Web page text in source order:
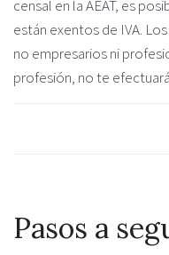
censal en la AEAT, es
están exentos de IVA.
no empresarios ni
profesión, no te
Pasos a